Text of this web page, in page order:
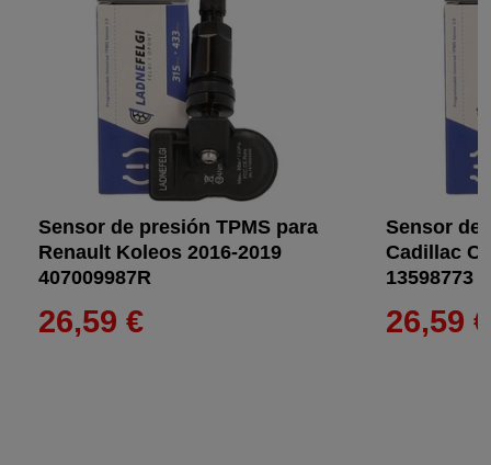
Sensor de presión TPMS para
Renault Koleos 2016-2019
407009987R
26,59 €
Sensor de
Cadillac
13598773
26,59 €